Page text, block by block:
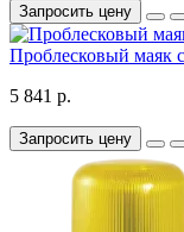
Запросить цену
Проблесковый маяк
5 841 р.
Запросить цену